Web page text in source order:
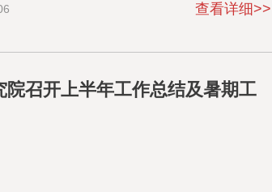
查看详细>>
院召开上半年工作总结及暑期工